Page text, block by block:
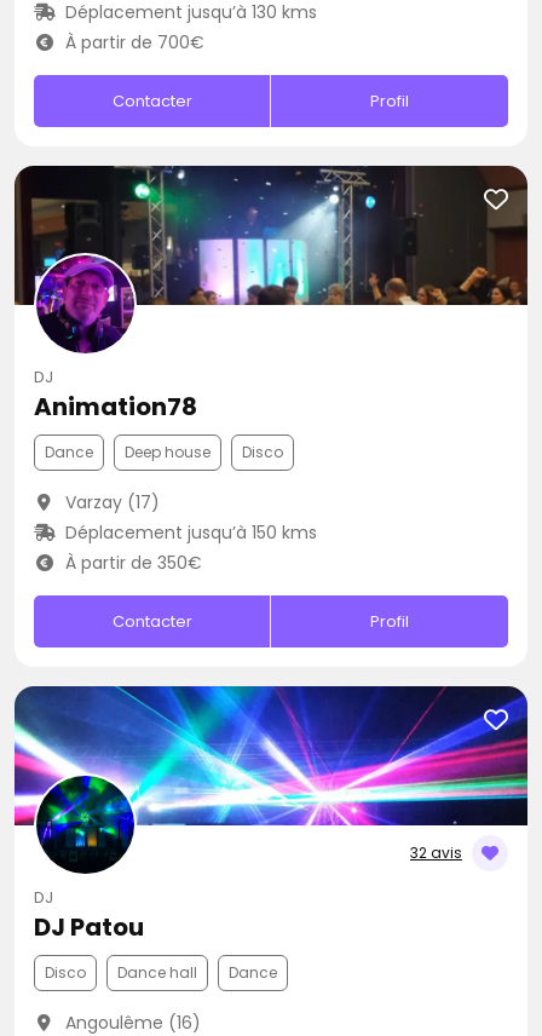
Déplacement jusqu’à 130 kms
À partir de 700€
Contacter Profil
DJ
Animation78
Dance Deep house Disco
Varzay (17)
Déplacement jusqu’à 150 kms
À partir de 350€
Contacter Profil
32 avis
DJ
DJ Patou
Disco Dance hall Dance
Angoulême (16)